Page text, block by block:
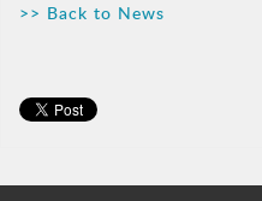
>> Back to News